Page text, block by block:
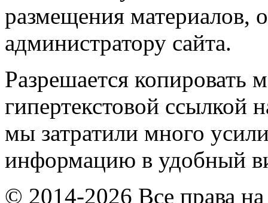
размещения материалов,
администратору сайта.
Разрешается копировать
гипертекстовой ссылкой
мы затратили много
информацию в удобный
© 2014-2026 Все права